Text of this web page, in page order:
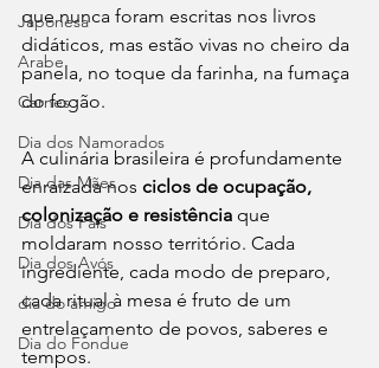
Japonesa
Arabe
Carnes
Dia dos Namorados
Dia das Mães
Dia dos Pais
Dia dos Avós
dia do amigo
Dia do Fondue
que nunca foram escritas nos livros
didáticos, mas estão vivas no cheiro da
panela, no toque da farinha, na fumaça
do fogão.
A culinária brasileira é profundamente
enraizada nos ciclos de ocupação,
colonização e resistência que
moldaram nosso território. Cada
ingrediente, cada modo de preparo,
cada ritual à mesa é fruto de um
entrelaçamento de povos, saberes e
tempos.